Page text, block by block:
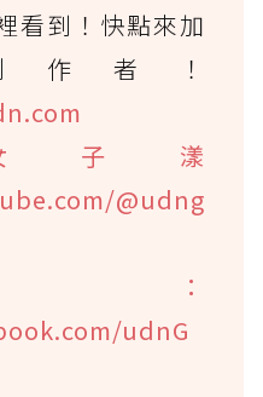
看到！快點來加
作者！
子漾
@udng
udnG